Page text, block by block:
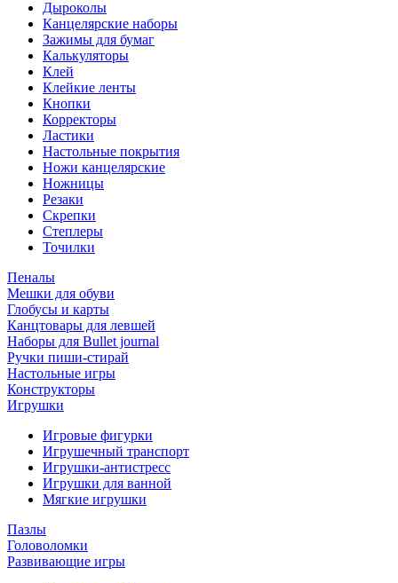
Дыроколы
Канцелярские наборы
Зажимы для бумаг
Калькуляторы
Клей
Клейкие ленты
Кнопки
Корректоры
Ластики
Настольные покрытия
Ножи канцелярские
Ножницы
Резаки
Скрепки
Степлеры
Точилки
Пеналы
Мешки для обуви
Глобусы и карты
Канцтовары для левшей
Наборы для Bullet journal
Ручки пиши-стирай
Настольные игры
Конструкторы
Игрушки
Игровые фигурки
Игрушечный транспорт
Игрушки-антистресс
Игрушки для ванной
Мягкие игрушки
Пазлы
Головоломки
Развивающие игры